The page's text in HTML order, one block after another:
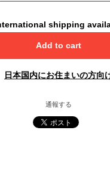
shipping
Add to cart
日本国内にお住まいの方向
通報する